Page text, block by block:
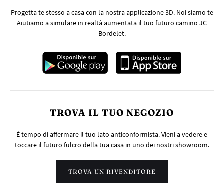
Progetta te stesso a casa con la nostra applicazione 3D. Noi siamo te
Aiutiamo a simulare in realtà aumentata il tuo futuro camino JC
Bordelet.
TROVA IL TUO NEGOZIO
È tempo di affermare il tuo lato anticonformista. Vieni a vedere e
toccare il futuro fulcro della tua casa in uno dei nostri showroom.
TROVA UN RIVENDITORE